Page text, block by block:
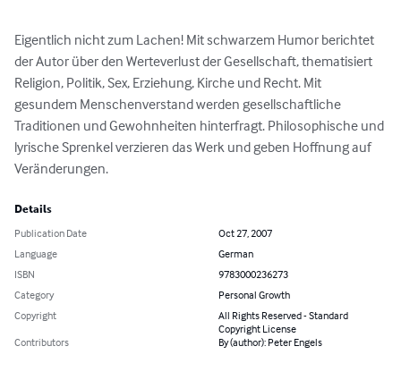
Eigentlich nicht zum Lachen! Mit schwarzem Humor berichtet
der Autor über den Werteverlust der Gesellschaft, thematisiert
Religion, Politik, Sex, Erziehung, Kirche und Recht. Mit
gesundem Menschenverstand werden gesellschaftliche
Traditionen und Gewohnheiten hinterfragt. Philosophische und
lyrische Sprenkel verzieren das Werk und geben Hoffnung auf
Veränderungen.
Details
Publication Date
Oct 27, 2007
Language
German
ISBN
9783000236273
Category
Personal Growth
Copyright
All Rights Reserved - Standard
Copyright License
Contributors
By (author): Peter Engels